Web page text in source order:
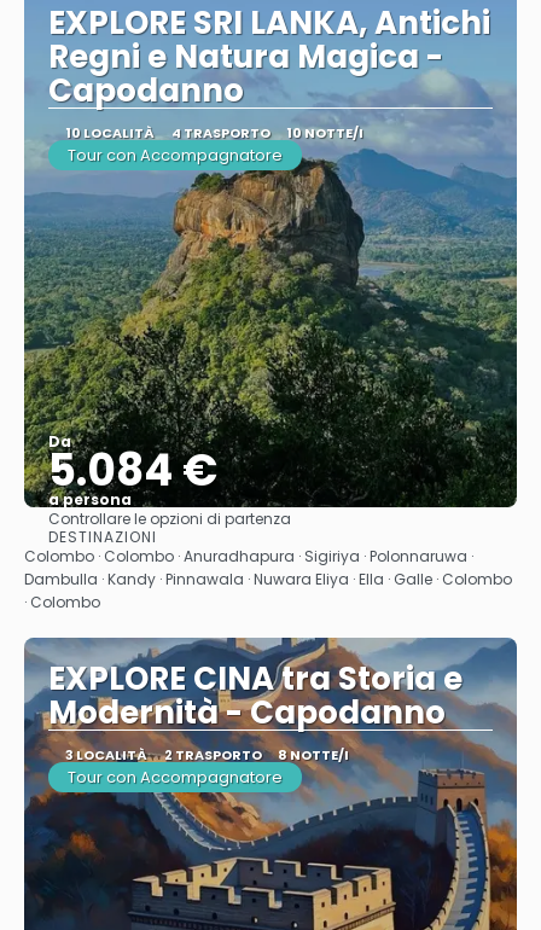
EXPLORE SRI LANKA, Antichi
Regni e Natura Magica -
Capodanno
10 LOCALITÀ 4 TRASPORTO 10 NOTTE/I
Tour con Accompagnatore
Da
5.084 €
a persona
Vedere
Controllare le opzioni di partenza
DESTINAZIONI
Colombo · Colombo · Anuradhapura · Sigiriya · Polonnaruwa ·
Dambulla · Kandy · Pinnawala · Nuwara Eliya · Ella · Galle · Colombo
· Colombo
EXPLORE CINA tra Storia e
Modernità - Capodanno
3 LOCALITÀ 2 TRASPORTO 8 NOTTE/I
Tour con Accompagnatore